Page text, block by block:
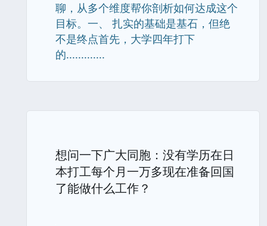
聊，从多个维度帮你剖析如何达成这个
目标。一、 扎实的基础是基石，但绝
不是终点首先，大学四年打下
的.............
想问一下广大同胞：没有学历在日
本打工每个月一万多现在准备回国
了能做什么工作？